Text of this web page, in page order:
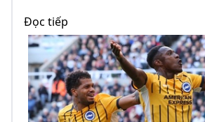
Đọc tiếp